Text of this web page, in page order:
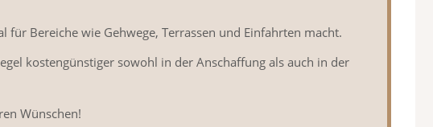
Bereiche wie Gehwege, Terrassen und Einfahrten macht.
kostengünstiger sowohl in der Anschaffung als auch in der
Wünschen!